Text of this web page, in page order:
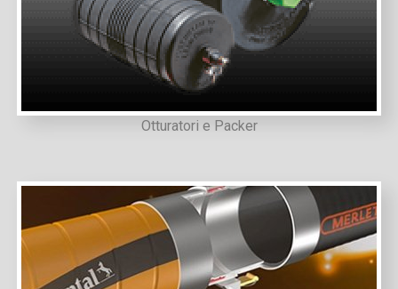
Otturatori e Packer